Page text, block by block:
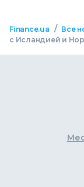
Finance.ua / Все
с Исландией и